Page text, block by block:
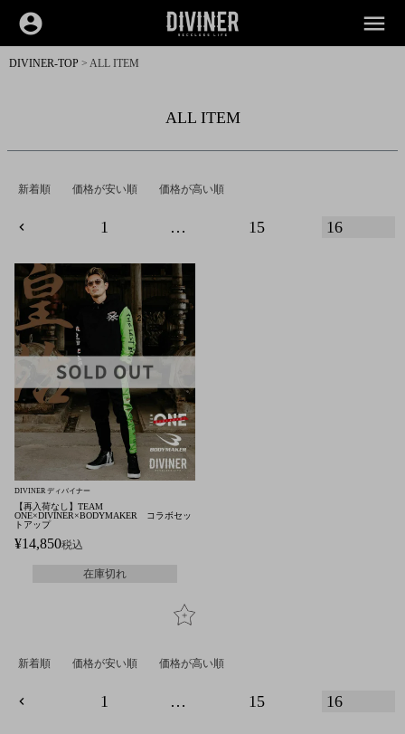
account_circle menu
DIVINER-TOP ALL ITEM
ALL ITEM
新着順 価格が安い順 価格が高い順
1 … 15 16
DIVINER ディバイナー
【再入荷なし】TEAM
ONE×DIVINER×BODYMAKER コラボセッ
トアップ
¥14,850税込
在庫切れ
新着順 価格が安い順 価格が高い順
1 … 15 16